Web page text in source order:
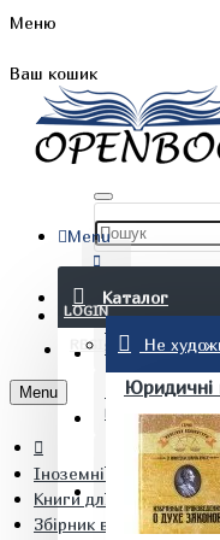
Меню
Ваш кошик
БЛОГ
КОНТАКТИ
(097) 015 28 90
Menu
Каталог
Не
Юридичні
LOGIN
REGISTER
Menu
Іноземні мови
Книги для вивчення
Збірник вправ і